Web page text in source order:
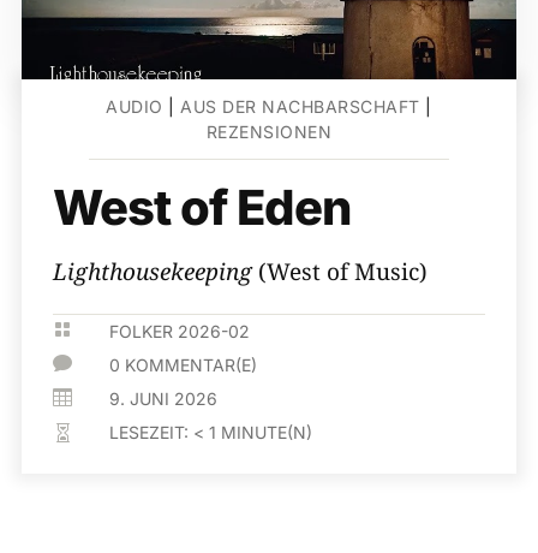
AUDIO AUS DER NACHBARSCHAFT
REZENSIONEN
West of Eden
Lighthousekeeping(West of Music)
 FOLKER 2026-02
 0 KOMMENTAR(E)
 9. JUNI 2026
 LESEZEIT: < 1 MINUTE(N)